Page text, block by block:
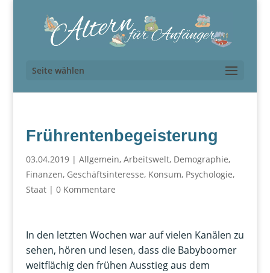
Seite wählen
Frührentenbegeisterung
03.04.2019| Allgemein, Arbeitswelt, Demographie,
Finanzen, Geschäftsinteresse, Konsum, Psychologie,
Staat| 0 Kommentare
In den letzten Wochen war auf vielen Kanälen zu
sehen, hören und lesen, dass die Babyboomer
weitflächig den frühen Ausstieg aus dem